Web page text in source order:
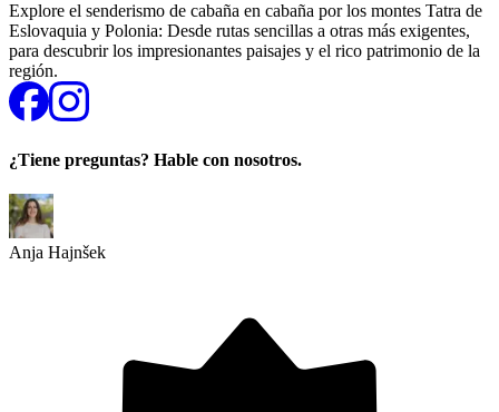
Explore el senderismo de cabaña en cabaña por los montes Tatra de
Eslovaquia y Polonia: Desde rutas sencillas a otras más exigentes,
para descubrir los impresionantes paisajes y el rico patrimonio de la
región.
¿Tiene preguntas? Hable con nosotros.
Anja Hajnšek